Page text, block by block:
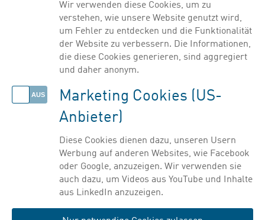
Video „Pharmastandort
Österreich“
Wir verwenden diese Cookies, um zu
verstehen, wie unsere Website genutzt wird,
um Fehler zu entdecken und die Funktionalität
der Website zu verbessern. Die Informationen,
die diese Cookies generieren, sind aggregiert
und daher anonym.
Marketing Cookies (US-
Anbieter)
Diese Cookies dienen dazu, unseren Usern
Werbung auf anderen Websites, wie Facebook
oder Google, anzuzeigen. Wir verwenden sie
auch dazu, um Videos aus YouTube und Inhalte
aus LinkedIn anzuzeigen.